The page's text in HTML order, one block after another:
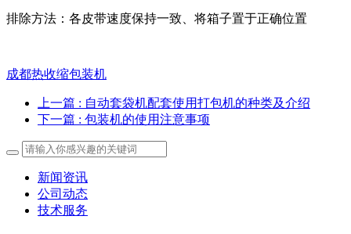
排除方法：各皮带速度保持一致、将箱子置于正确位置
成都热收缩包装机
上一篇 : 自动套袋机配套使用打包机的种类及介绍
下一篇 : 包装机的使用注意事项
新闻资讯
公司动态
技术服务